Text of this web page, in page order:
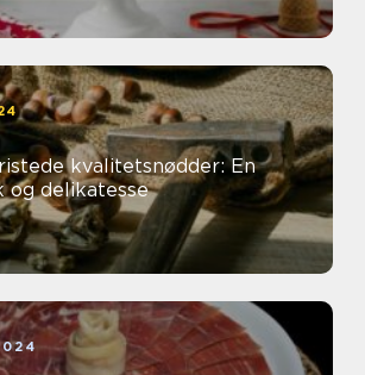
kvalitetsnødder: En
og delikatesse